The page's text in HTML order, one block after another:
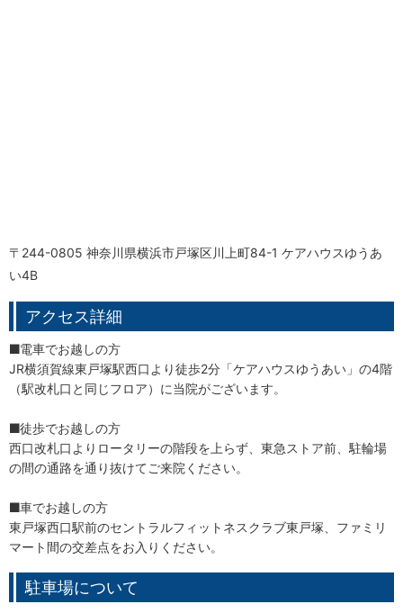
〒244-0805 神奈川県横浜市戸塚区川上町84-1 ケアハウスゆうあ
い4B
アクセス詳細
電車でお越しの方
JR横須賀線東戸塚駅西口より徒歩2分「ケアハウスゆうあい」の4階
（駅改札口と同じフロア）に当院がございます。
徒歩でお越しの方
西口改札口よりロータリーの階段を上らず、東急ストア前、駐輪場
の間の通路を通り抜けてご来院ください。
車でお越しの方
東戸塚西口駅前のセントラルフィットネスクラブ東戸塚、ファミリ
マート間の交差点をお入りください。
駐車場について